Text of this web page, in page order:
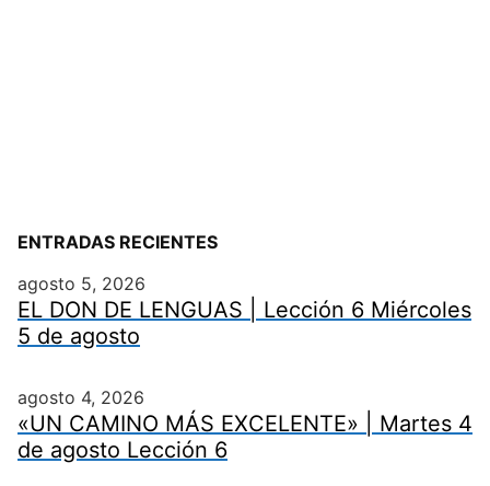
ENTRADAS RECIENTES
agosto 5, 2026
EL DON DE LENGUAS | Lección 6 Miércoles
5 de agosto
agosto 4, 2026
«UN CAMINO MÁS EXCELENTE» | Martes 4
de agosto Lección 6